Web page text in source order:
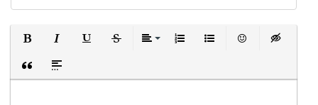
Вставка цитаты
Вставка спойлера